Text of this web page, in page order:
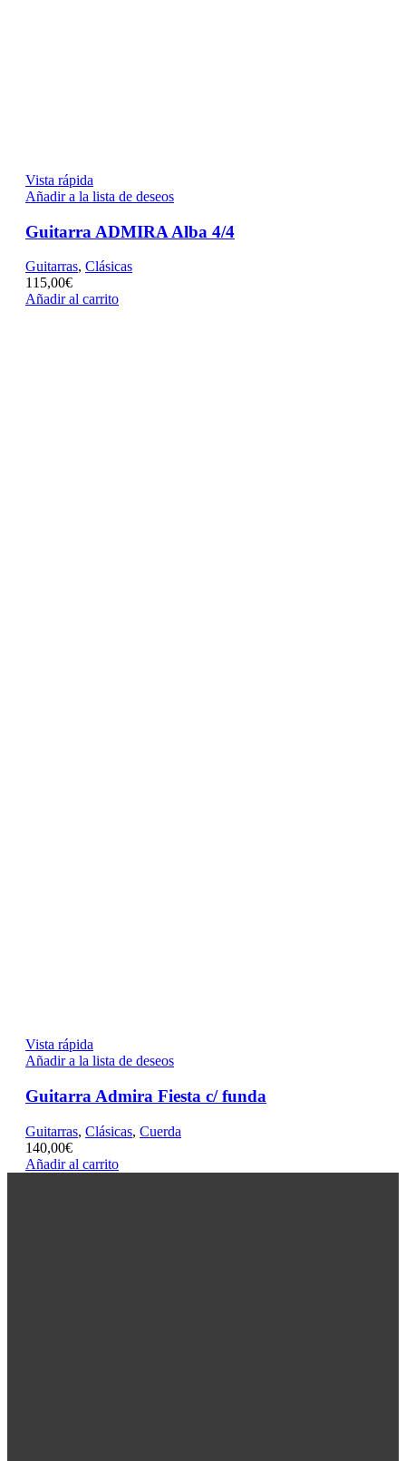
Vista rápida
Añadir a la lista de deseos
Guitarra ADMIRA Alba 4/4
Guitarras, Clásicas
115,00€
Añadir al carrito
Vista rápida
Añadir a la lista de deseos
Guitarra Admira Fiesta c/ funda
Guitarras, Clásicas, Cuerda
140,00€
Añadir al carrito